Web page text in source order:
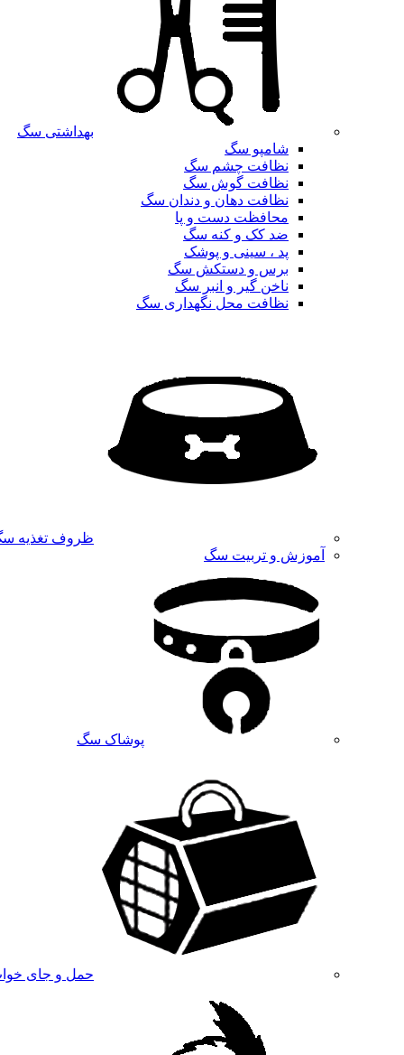
بهداشتی سگ
شامپو سگ
نظافت چشم سگ
نظافت گوش سگ
نظافت دهان و دندان سگ
محافظت دست و پا
ضد کک و کنه سگ
پد ، سینی و پوشک
برس و دستکش سگ
ناخن گیر و انبر سگ
نظافت محل نگهداری سگ
ظروف تغذیه
آموزش و تربیت سگ
پوشاک سگ
حمل و جای